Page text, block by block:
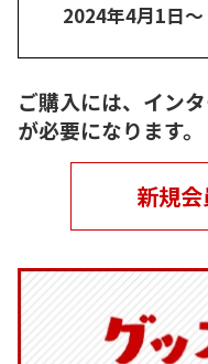
2024年4月1日～
ご購入には、イン
が必要になります。
新規